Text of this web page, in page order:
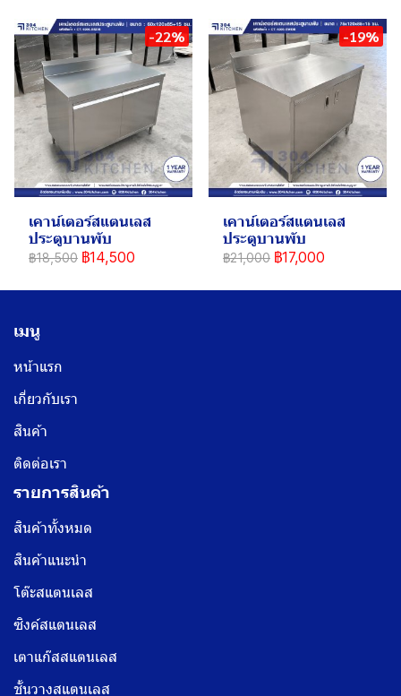
-22%
เคาน์เตอร์สแตนเลส
ประตูบานพับ
฿18,500 ฿14,500
-19%
เคาน์เตอร์สแตนเลส
ประตูบานพับ
฿21,000 ฿17,000
เมนู
หน้าแรก
เกี่ยวกับเรา
สินค้า
ติดต่อเรา
รายการสินค้า
สินค้าทั้งหมด
สินค้าแนะนำ
โต๊ะสแตนเลส
ซิงค์สแตนเลส
เตาแก๊สสแตนเลส
ชั้นวางสแตนเลส